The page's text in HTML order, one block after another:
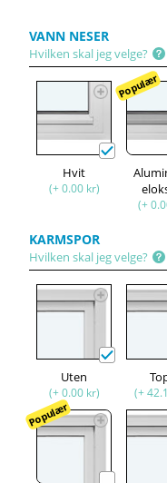
VANN NESER
Hvilken skal jeg velge?
Hvit
(+ 0.00 kr)
Populær
(+
KARMSPOR
Hvilken skal jeg velge?
Uten
(+ 0.00 kr) (+
Populær